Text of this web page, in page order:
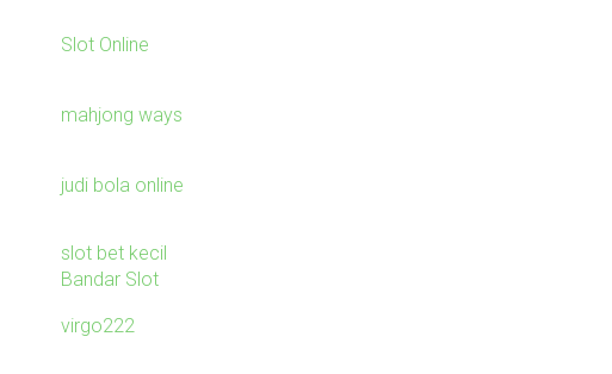
Slot Online
mahjong ways
judi bola online
slot bet kecil
Bandar Slot
virgo222